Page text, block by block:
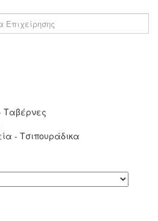
Ταβέρνες
- Τσιπουράδικα